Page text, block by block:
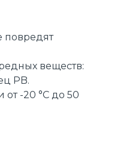
повредят
веществ:
PB.
от -20 °С до 50